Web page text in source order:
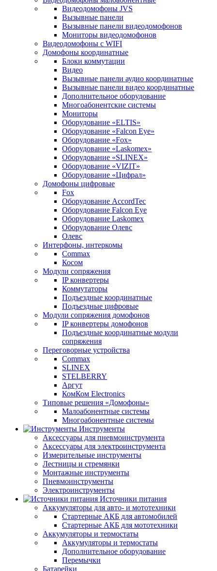
Видеодомофоны JVS
Вызывные панели
Вызывные панели видеодомофонов
Мониторы видеодомофонов
Видеодомофоны с WIFI
Домофоны координатные
Блоки коммутации
Видео
Вызывные панели аудио координатные
Вызывные панели видео координатные
Дополнительное оборудование
Многоабонентские системы
Мониторы
Оборудование «ELTIS»
Оборудование «Falcon Eye»
Оборудование «Fox»
Оборудование «Laskomex»
Оборудование «SLINEX»
Оборудование «VIZIT»
Оборудование «Цифрал»
Домофоны цифровые
Fox
Оборудование AccordTec
Оборудование Falcon Eye
Оборудование Laskomex
Оборудование Олевс
Олевс
Интерфоны, интеркомы
Commax
Косом
Модули сопряжения
IP конвертеры
Коммутаторы
Подъездные координатные
Подъездные цифровые
Модули сопряжения домофонов
IP конвертеры домофонов
Подъездные координатные модули
сопряжения
Переговорные устройства
Commax
SLINEX
STELBERRY
Аргут
КомКом Electronics
Типовые решения «Домофоны»
Малоабонентные системы
Многоабонентные системы
Инструменты
Аксессуары для пневмоинструмента
Аксессуары для электроинструмента
Измерительные инструменты
Лестницы и стремянки
Монтажные инструменты
Пневмоинструменты
Электроинструменты
Источники питания
Аккумуляторы для авто- и мототехники
Стартерные АКБ для автомобилей
Стартерные АКБ для мототехники
Аккумуляторы и термостаты
Аккумуляторы и термостаты
Дополнительное оборудование
Перемычки
Батарейки